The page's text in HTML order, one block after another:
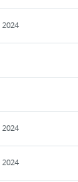
2024
2024
2024